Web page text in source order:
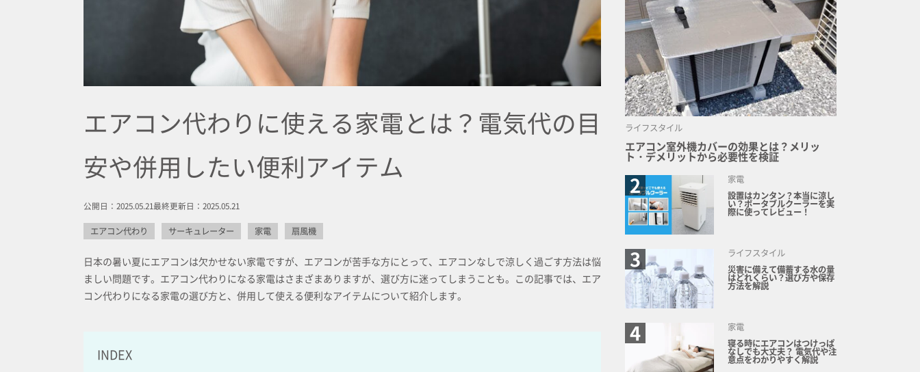
エアコン代わりに使える家電とは？電気代の目
安や併用したい便利アイテム
公開日：2025.05.21最終更新日：2025.05.21
エアコン代わり サーキュレーター 家電 扇風機
日本の暑い夏にエアコンは欠かせない家電ですが、エアコンが苦手な方にとって、エアコンなしで涼しく過ごす方法は悩
ましい問題です。エアコン代わりになる家電はさまざまありますが、選び方に迷ってしまうことも。この記事では、エア
コン代わりになる家電の選び方と、併用して使える便利なアイテムについて紹介します。
INDEX
ライフスタイル
エアコン室外機カバーの効果とは？メリッ
ト・デメリットから必要性を検証
家電
設置はカンタン？本当に涼し
い？ポータブルクーラーを実
際に使ってレビュー！
ライフスタイル
災害に備えて備蓄する水の量
はどれくらい？選び方や保存
方法を解説
家電
寝る時にエアコンはつけっぱ
なしでも大丈夫？ 電気代や注
意点をわかりやすく解説